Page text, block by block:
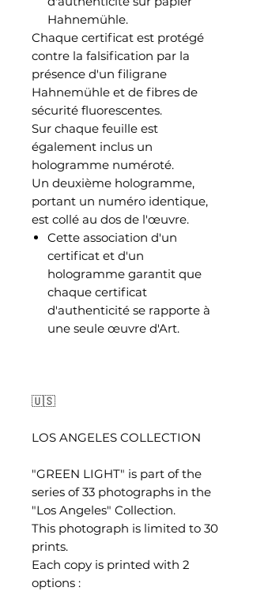
Hahnemühle.
Chaque certificat est protégé
contre la falsification par la
présence d'un filigrane
Hahnemühle et de fibres de
sécurité fluorescentes.
Sur chaque feuille est
également inclus un
hologramme numéroté.
Un deuxième hologramme,
portant un numéro identique,
est collé au dos de l'œuvre.
Cette association d'un
certificat et d'un
hologramme garantit que
chaque certificat
d'authenticité se rapporte à
une seule œuvre d'Art.
🇺🇸
LOS ANGELES COLLECTION
"GREEN LIGHT" is part of the
series of 33 photographs in the
"Los Angeles" Collection.
This photograph is limited to 30
prints.
Each copy is printed with 2
options :